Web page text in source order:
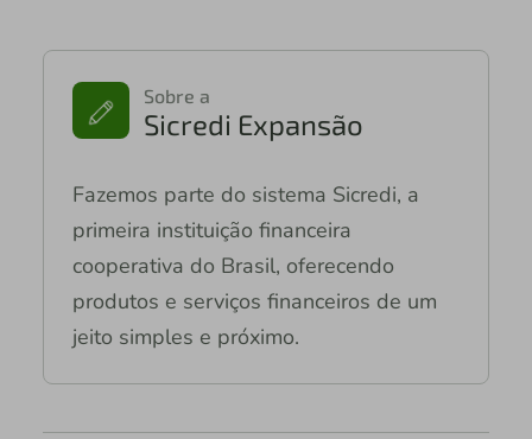
Sobre a
Sicredi Expansão
Fazemos parte do sistema Sicredi, a
primeira instituição financeira
cooperativa do Brasil, oferecendo
produtos e serviços financeiros de um
jeito simples e próximo.